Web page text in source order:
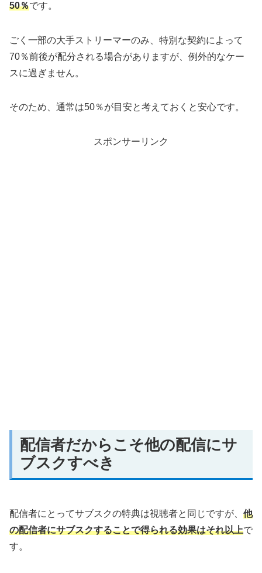
50％です。
ごく一部の大手ストリーマーのみ、特別な契約によって
70％前後が配分される場合がありますが、例外的なケー
スに過ぎません。
そのため、通常は50％が目安と考えておくと安心です。
スポンサーリンク
配信者だからこそ他の配信にサ
ブスクすべき
配信者にとってサブスクの特典は視聴者と同じですが、 他
の配信者にサブスクすることで得られる効果はそれ以上で
す。